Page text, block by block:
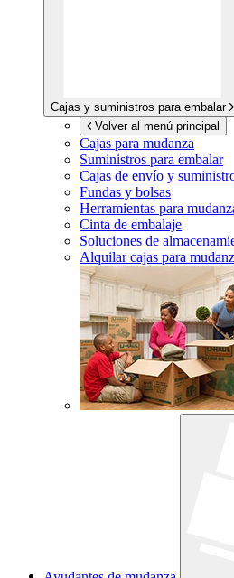
Cajas y suministros para embalar
Volver al menú principal
Cajas para mudanza
Suministros para embalar
Cajas de envío y
Fundas y bolsas
Herramientas para
Cinta de embalaje
Soluciones de
Alquilar cajas para